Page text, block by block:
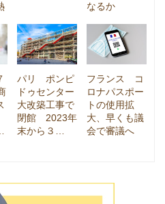
なるか
パリ ポンピ
ドゥセンター
大改築工事で
閉館 2023年
末から３…
フランス コ
ロナパスポー
トの使用拡
大、早くも議
会で審議へ